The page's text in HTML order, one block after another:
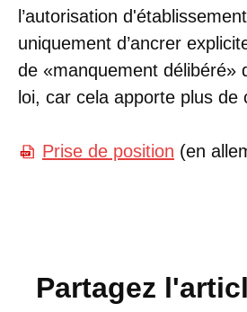
l’autorisation
uniquement d’ancrer
de «manquement délibéré»
loi, car cela apporte plus de
Prise de position (en
Partagez